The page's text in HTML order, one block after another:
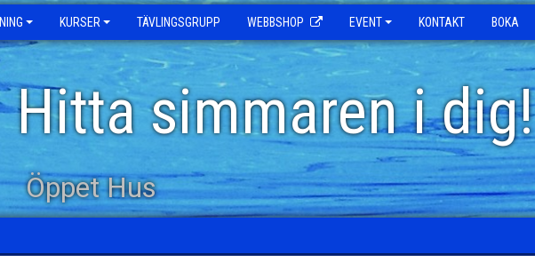
KURSER TÄVLINGSGRUPP WEBBSHOP EVENT KONTAKT BOKA
Hitta simmaren i dig!
Öppet Hus